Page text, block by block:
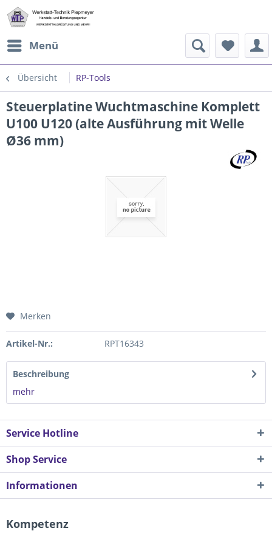
Menü
Übersicht RP-Tools
Steuerplatine Wuchtmaschine Komplett
U100 U120 (alte Ausführung mit Welle
Ø36 mm)
Merken
Artikel-Nr.: RPT16343
Beschreibung
mehr
Service Hotline
Shop Service
Informationen
Kompetenz